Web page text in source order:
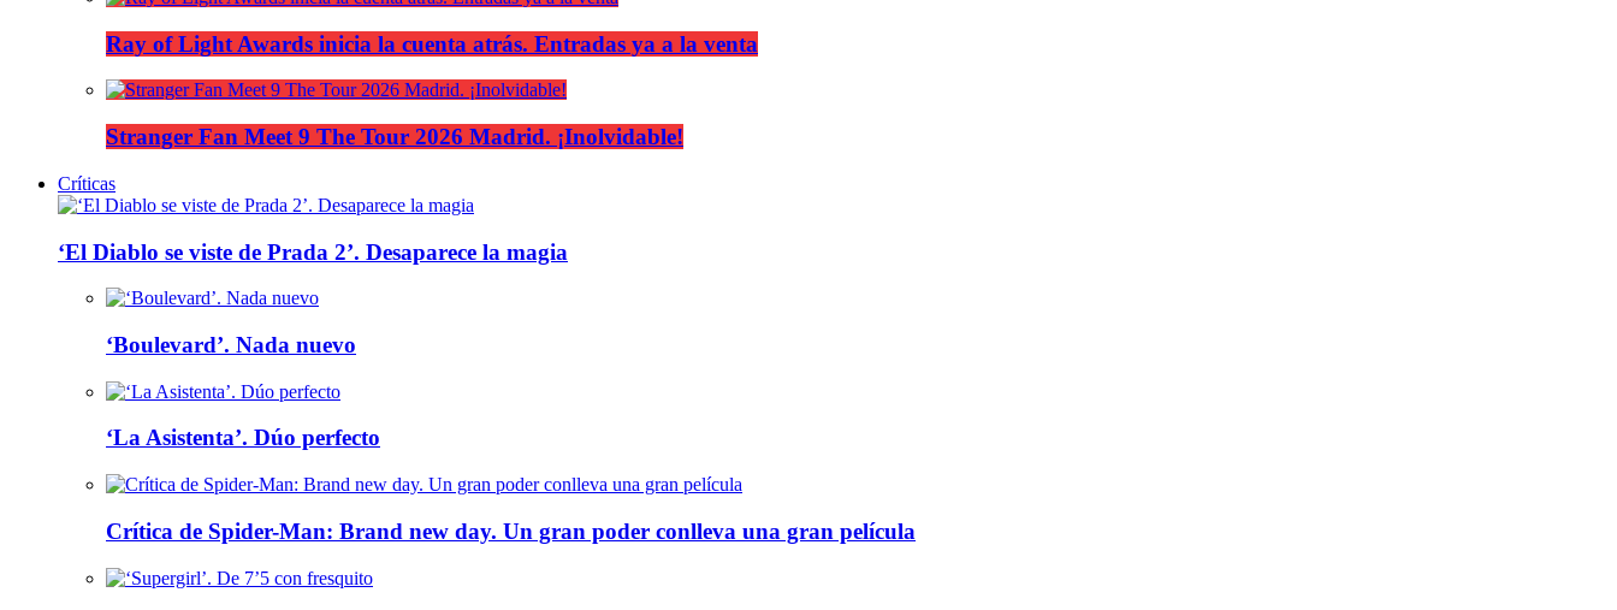
Ray of Light Awards inicia la cuenta atrás. Entradas ya a la venta
Stranger Fan Meet 9 The Tour 2026 Madrid. ¡Inolvidable!
Críticas
‘El Diablo se viste de Prada 2’. Desaparece la magia
‘Boulevard’. Nada nuevo
‘La Asistenta’. Dúo perfecto
Crítica de Spider-Man: Brand new day. Un gran poder conlleva una gran película